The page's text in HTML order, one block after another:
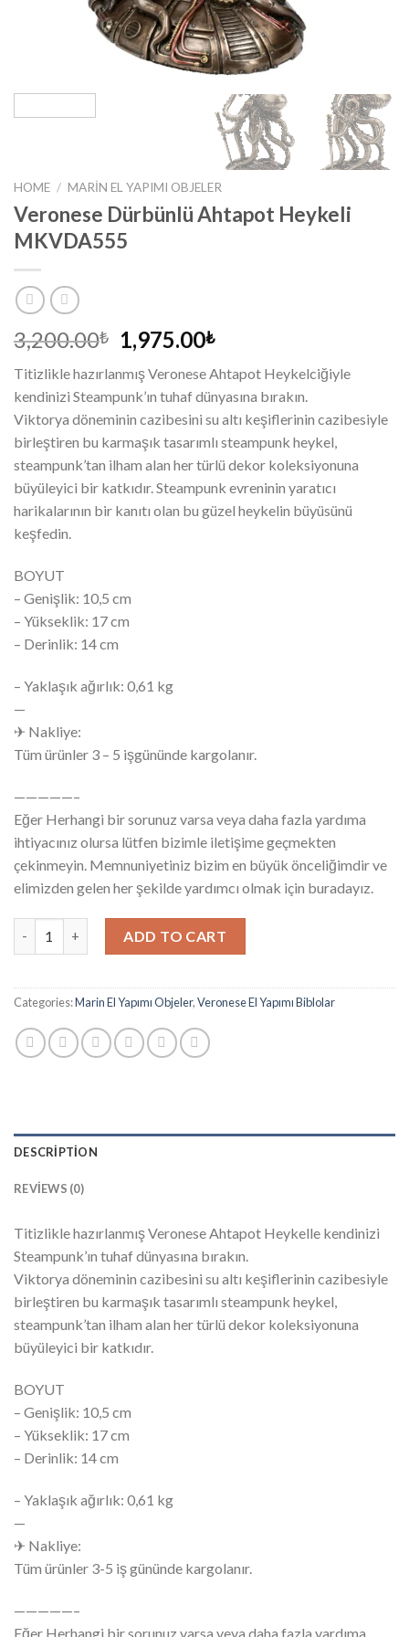
HOME / MARIN EL YAPIMI OBJELER
Veronese Dürbünlü Ahtapot Heykeli
MKVDA555
3,200.00₺ 1,975.00₺
Titizlikle hazırlanmış Veronese Ahtapot Heykelciğiyle
kendinizi Steampunk’ın tuhaf dünyasına bırakın.
Viktorya döneminin cazibesini su altı keşiflerinin cazibesiyle
birleştiren bu karmaşık tasarımlı steampunk heykel,
steampunk’tan ilham alan her türlü dekor koleksiyonuna
büyüleyici bir katkıdır. Steampunk evreninin yaratıcı
harikalarının bir kanıtı olan bu güzel heykelin büyüsünü
keşfedin.
BOYUT
– Genişlik: 10,5 cm
– Yükseklik: 17 cm
– Derinlik: 14 cm
– Yaklaşık ağırlık: 0,61 kg
—
✈ Nakliye:
Tüm ürünler 3 – 5 işgününde kargolanır.
—————–
Eğer Herhangi bir sorunuz varsa veya daha fazla yardıma
ihtiyacınız olursa lütfen bizimle iletişime geçmekten
çekinmeyin. Memnuniyetiniz bizim en büyük önceliğimdir ve
elimizden gelen her şekilde yardımcı olmak için buradayız.
ADD TO CART
Categories:Marin El Yapımı Objeler,Veronese El Yapımı Biblolar
DESCRIPTION
REVIEWS (0)
Titizlikle hazırlanmış Veronese Ahtapot Heykelle kendinizi
Steampunk’ın tuhaf dünyasına bırakın.
Viktorya döneminin cazibesini su altı keşiflerinin cazibesiyle
birleştiren bu karmaşık tasarımlı steampunk heykel,
steampunk’tan ilham alan her türlü dekor koleksiyonuna
büyüleyici bir katkıdır.
BOYUT
– Genişlik: 10,5 cm
– Yükseklik: 17 cm
– Derinlik: 14 cm
– Yaklaşık ağırlık: 0,61 kg
—
✈ Nakliye:
Tüm ürünler 3-5 iş gününde kargolanır.
—————–
Eğer Herhangi bir sorunuz varsa veya daha fazla yardıma